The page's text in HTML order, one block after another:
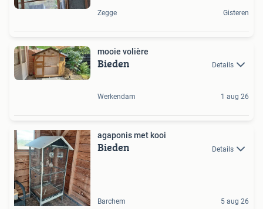
Zegge Gisteren
mooie volière
Bieden Details
Werkendam 1 aug 26
agaponis met kooi
Bieden Details
Barchem 5 aug 26